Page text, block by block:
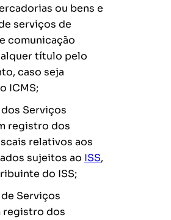
ou bens e
serviços de
comunicação
título pelo
caso seja
ICMS;
Serviços
registro dos
relativos aos
sujeitos ao ISS,
do ISS;
Serviços
registro dos